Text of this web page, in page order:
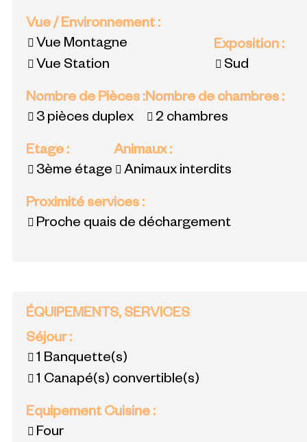
Vue / Environnement:
Vue Montagne
Vue Station
Exposition :
Sud
Nombre de Pièces :
3 pièces duplex
Nombre de chambres :
2 chambres
Etage :
3ème étage
Animaux:
Animaux interdits
Proximité services :
Proche quais de déchargement
ÉQUIPEMENTS, SERVICES
Séjour:
1 Banquette(s)
1 Canapé(s) convertible(s)
Equipement Cuisine :
Four